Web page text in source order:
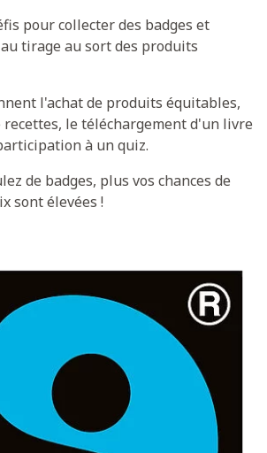
pour collecter des badges et
tirage au sort des produits
l'achat de produits équitables,
le téléchargement d'un livre
à un quiz.
de badges, plus vos chances de
sont élevées !